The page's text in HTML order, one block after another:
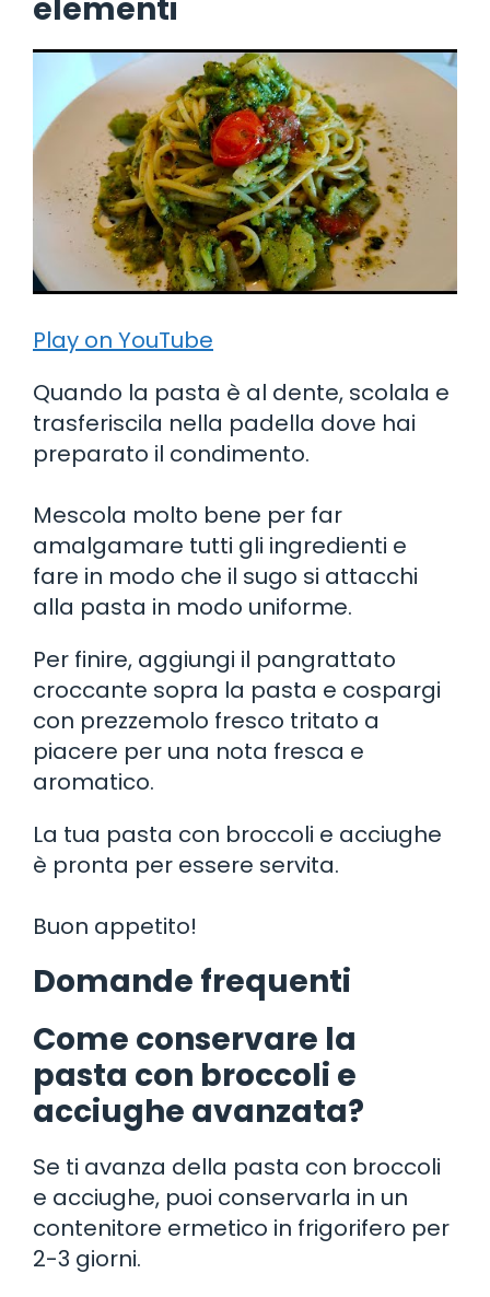
elementi
Play on YouTube
Quando la pasta è al dente, scolala e
trasferiscila nella padella dove hai
preparato il condimento.
Mescola molto bene per far
amalgamare tutti gli ingredienti e
fare in modo che il sugo si attacchi
alla pasta in modo uniforme.
Per finire, aggiungi il pangrattato
croccante sopra la pasta e cospargi
con prezzemolo fresco tritato a
piacere per una nota fresca e
aromatico.
La tua pasta con broccoli e acciughe
è pronta per essere servita.
Buon appetito!
Domande frequenti
Come conservare la
pasta con broccoli e
acciughe avanzata?
Se ti avanza della pasta con broccoli
e acciughe, puoi conservarla in un
contenitore ermetico in frigorifero per
2-3 giorni.